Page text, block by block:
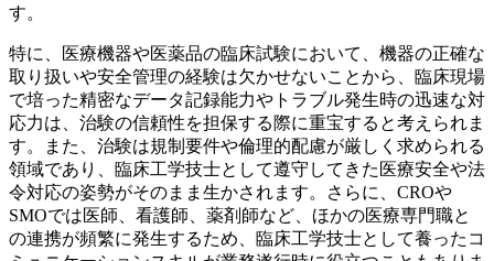
す。
特に、医療機器や医薬品の臨床試験において、機器の正確な
取り扱いや安全管理の経験は欠かせないことから、臨床現場
で培った精密なデータ記録能力やトラブル発生時の迅速な対
応力は、治験の信頼性を担保する際に重宝すると考えられま
す。また、治験は規制要件や倫理的配慮が厳しく求められる
領域であり、臨床工学技士として遵守してきた医療安全や法
令対応の姿勢がそのまま生かされます。さらに、CROや
SMOでは医師、看護師、薬剤師など、ほかの医療専門職と
の連携が頻繁に発生するため、臨床工学技士として養ったコ